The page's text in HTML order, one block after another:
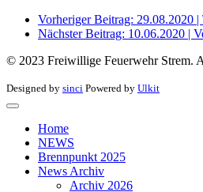
Vorheriger Beitrag: 29.08.2020
Nächster Beitrag: 10.06.2020 |
© 2023 Freiwillige Feuerwehr Strem.
Designed by sinci Powered by Ulkit
Home
NEWS
Brennpunkt 2025
News Archiv
Archiv 2026